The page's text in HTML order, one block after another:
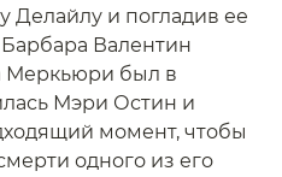
Делайлу и погладив ее
Валентин
Меркьюри был в
Мэри Остин и
момент, чтобы
одного из его